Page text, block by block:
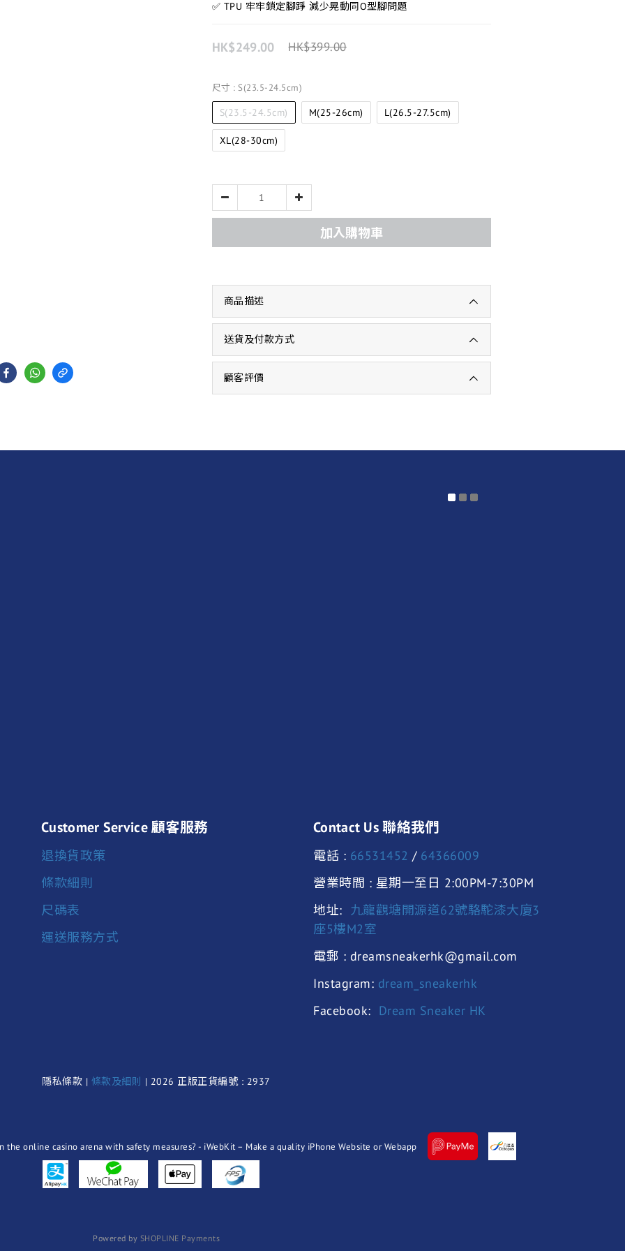
✅ TPU 牢牢鎖定腳踭 減少晃動同O型腳問題
HK$249.00 HK$399.00
尺寸 : S(23.5-24.5cm)
S(23.5-24.5cm) M(25-26cm) L(26.5-27.5cm)
XL(28-30cm)
加入購物車
商品描述
送貨及付款方式
顧客評價
Customer Service 顧客服務
退換貨政策
條款細則
尺碼表
運送服務方式
Contact Us 聯絡我們
電話 : 66531452 / 64366009
營業時間 : 星期一至日 2:00PM-7:30PM
地址:
九龍觀塘開源道62號駱駝漆大廈3
座5樓M2室
電郵 : dreamsneakerhk@gmail.com
Instagram: dream_sneakerhk
Facebook: Dream Sneaker HK
隱私條款 | 條款及細則 | 2026 正版正貨編號 : 2937
Powered by SHOPLINE Payments